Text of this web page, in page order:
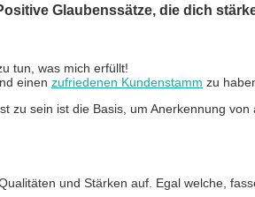
Glaubenssätze, die dich
tun, was mich erfüllt!
einen zufriedenen Kundenstamm zu
zu sein ist die Basis, um Anerkennung
und Stärken auf. Egal welche,